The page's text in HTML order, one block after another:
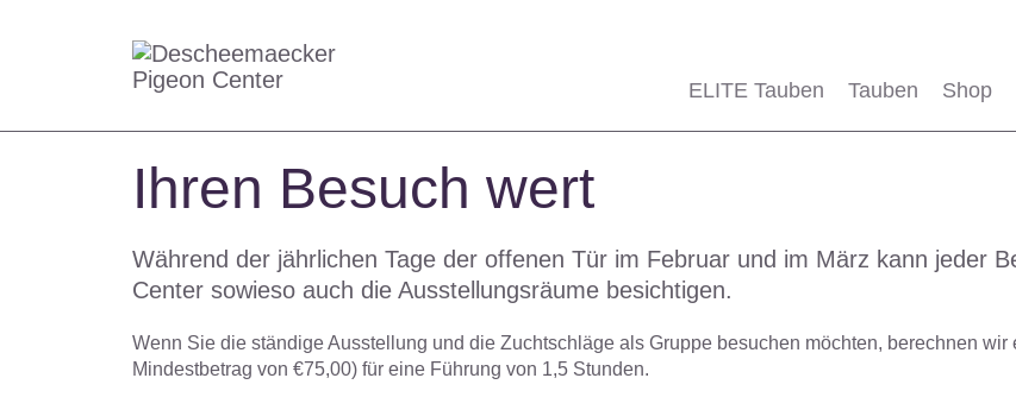
ELITE Tauben Tauben Shop
Ihren Besuch wert
Während der jährlichen Tage der offenen Tür im Februar und im März kann jeder
Center sowieso auch die Ausstellungsräume besichtigen.
Wenn Sie die ständige Ausstellung und die Zuchtschläge als Gruppe besuchen möchten, berechnen
Mindestbetrag von €75,00) für eine Führung von 1,5 Stunden.